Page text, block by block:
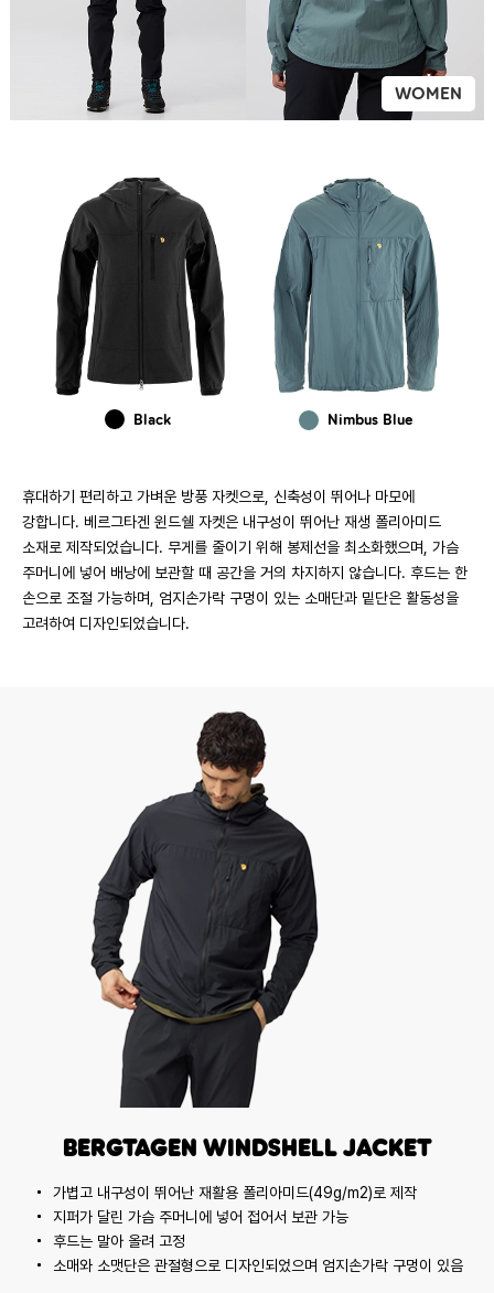
WOMEN
Black Nimbus Blue
휴대하기 편리하고 가벼운 방풍 자켓으로, 신축성이 뛰어나 마모에
강합니다. 베르그타겐 윈드쉘 자켓은 내구성이 뛰어난 재생 폴리아미드
소재로 제작되었습니다. 무게를 줄이기 위해 봉제선을 최소화했으며, 가슴
주머니에 넣어 배낭에 보관할 때 공간을 거의 차지하지 않습니다. 후드는 한
손으로 조절 가능하며, 엄지손가락 구멍이 있는 소매단과 밑단은 활동성을
고려하여 디자인되었습니다.
Bergtagen Windshell Jacket
가볍고 내구성이 뛰어난 재활용 폴리아미드(49g/m2)로 제작
지퍼가 달린 가슴 주머니에 넣어 접어서 보관 가능
후드는 말아 올려 고정
소매와 소맷단은 관절형으로 디자인되었으며 엄지손가락 구멍이 있음